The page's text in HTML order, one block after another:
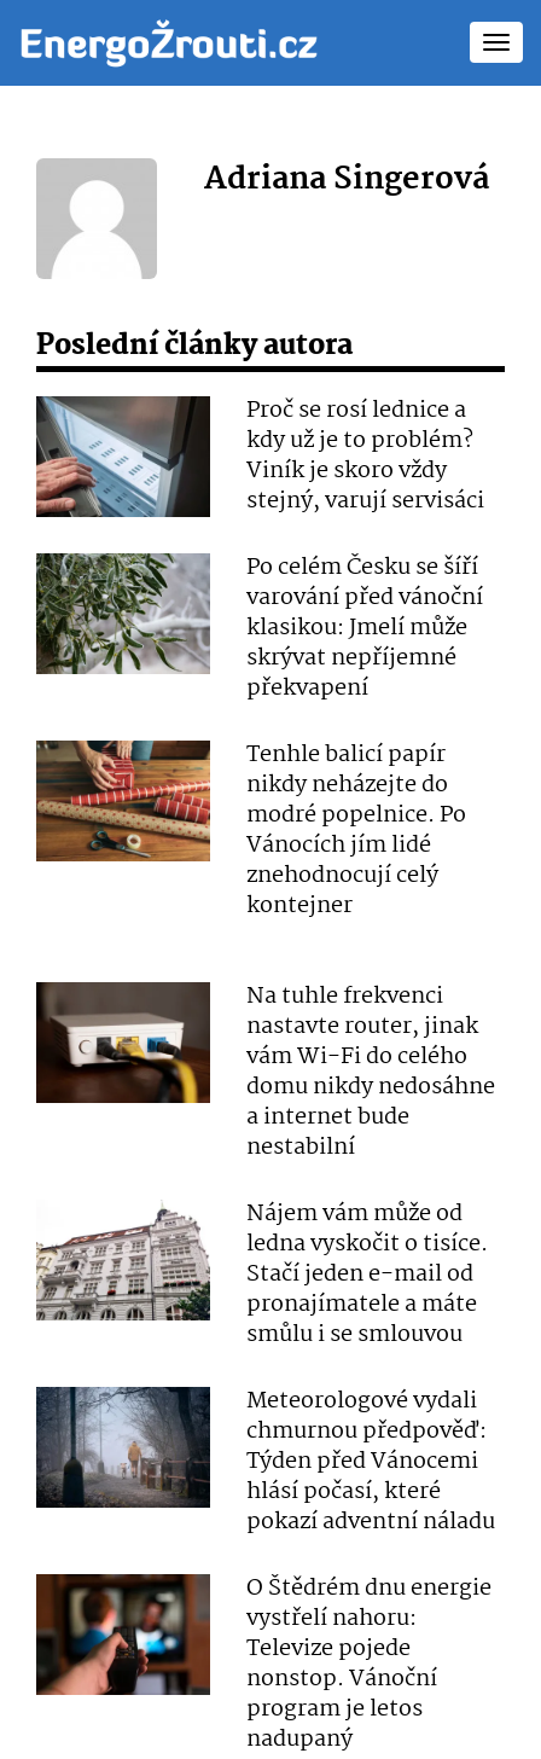
Adriana Singerová
Poslední články autora
Proč se rosí lednice a
kdy už je to problém?
Viník je skoro vždy
stejný, varují servisáci
Po celém Česku se šíří
varování před vánoční
klasikou: Jmelí může
skrývat nepříjemné
překvapení
Tenhle balicí papír
nikdy neházejte do
modré popelnice. Po
Vánocích jím lidé
znehodnocují celý
kontejner
Na tuhle frekvenci
nastavte router, jinak
vám Wi-Fi do celého
domu nikdy nedosáhne
a internet bude
nestabilní
Nájem vám může od
ledna vyskočit o tisíce.
Stačí jeden e-mail od
pronajímatele a máte
smůlu i se smlouvou
Meteorologové vydali
chmurnou předpověď:
Týden před Vánocemi
hlásí počasí, které
pokazí adventní náladu
O Štědrém dnu energie
vystřelí nahoru:
Televize pojede
nonstop. Vánoční
program je letos
nadupaný